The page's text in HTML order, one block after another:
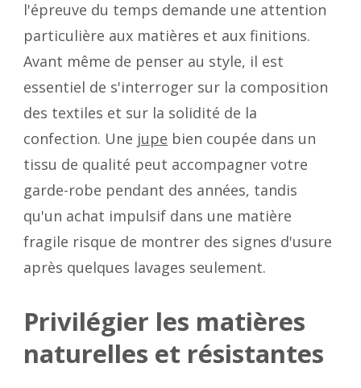
l'épreuve du temps demande une attention
particulière aux matières et aux finitions.
Avant même de penser au style, il est
essentiel de s'interroger sur la composition
des textiles et sur la solidité de la
confection. Une jupe bien coupée dans un
tissu de qualité peut accompagner votre
garde-robe pendant des années, tandis
qu'un achat impulsif dans une matière
fragile risque de montrer des signes d'usure
après quelques lavages seulement.
Privilégier les matières
naturelles et résistantes